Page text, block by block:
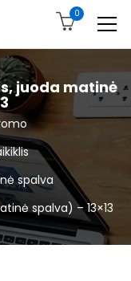
0
juoda matinė
spalva
spalva) – 13×13